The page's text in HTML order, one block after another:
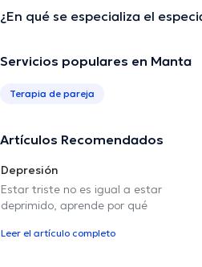
¿En qué se especializa el
Servicios populares en Manta
Terapia de pareja
Artículos Recomendados
Depresión
Estar triste no es igual a estar
deprimido, aprende por qué
Leer el artículo completo